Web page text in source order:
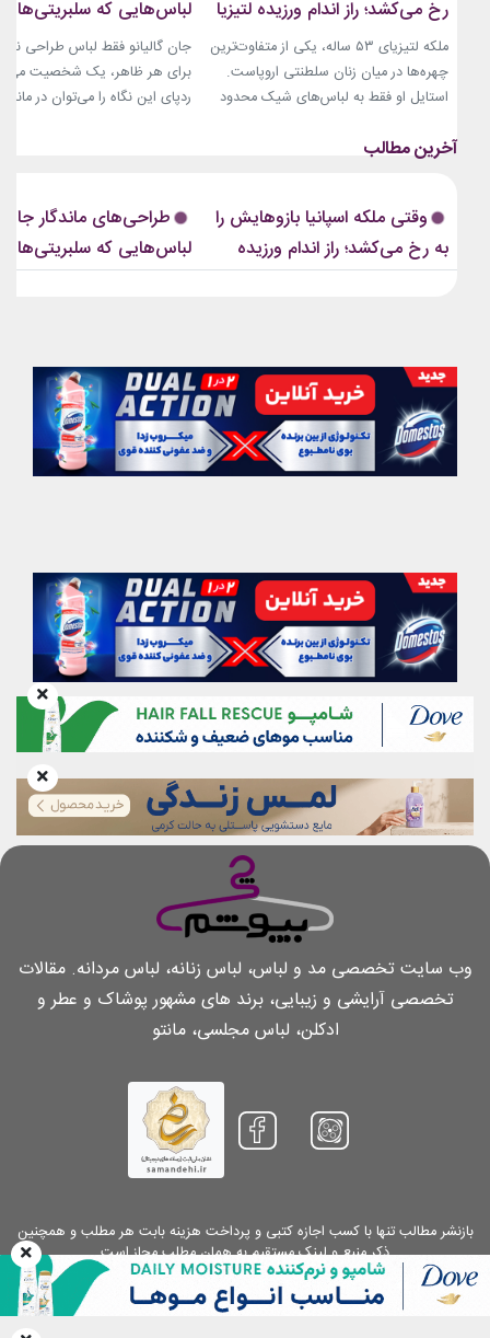
وب سایت تخصصی مد و لباس، لباس زنانه، لباس مردانه. مقالات
تخصصی آرایشی و زیبایی، برند های مشهور پوشاک و عطر و
ادکلن، لباس مجلسی، مانتو
بازنشر مطالب تنها با کسب اجازه کتبی و پرداخت هزینه بابت هر مطلب و همچنین
ذکر منبع و لینک مستقیم به همان مطلب مجاز است
Copyright 2026.Chibepoosham.com . All Rights Reserved